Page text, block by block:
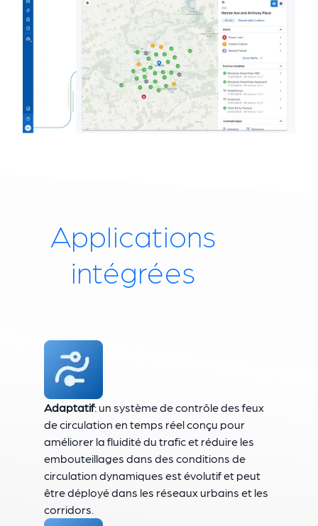
Applications
intégrées
Adaptatif: un système de contrôle des feux
de circulation en temps réel conçu pour
améliorer la fluidité du trafic et réduire les
embouteillages dans des conditions de
circulation dynamiques est évolutif et peut
être déployé dans les réseaux urbains et les
corridors.